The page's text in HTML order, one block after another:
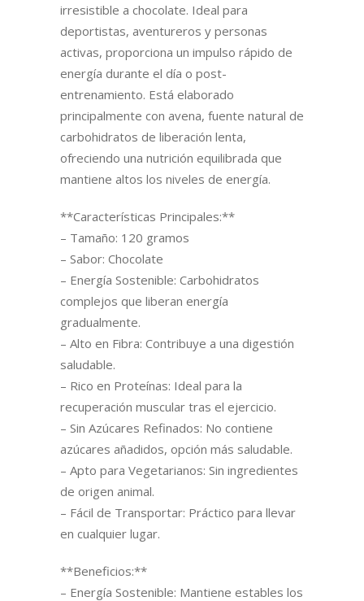
irresistible a chocolate. Ideal para
deportistas, aventureros y personas
activas, proporciona un impulso rápido de
energía durante el día o post-
entrenamiento. Está elaborado
principalmente con avena, fuente natural de
carbohidratos de liberación lenta,
ofreciendo una nutrición equilibrada que
mantiene altos los niveles de energía.
**Características Principales:**
– Tamaño: 120 gramos
– Sabor: Chocolate
– Energía Sostenible: Carbohidratos
complejos que liberan energía
gradualmente.
– Alto en Fibra: Contribuye a una digestión
saludable.
– Rico en Proteínas: Ideal para la
recuperación muscular tras el ejercicio.
– Sin Azúcares Refinados: No contiene
azúcares añadidos, opción más saludable.
– Apto para Vegetarianos: Sin ingredientes
de origen animal.
– Fácil de Transportar: Práctico para llevar
en cualquier lugar.
**Beneficios:**
– Energía Sostenible: Mantiene estables los